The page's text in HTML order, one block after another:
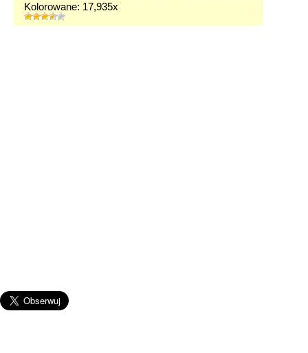
Kolorowane: 17,935x